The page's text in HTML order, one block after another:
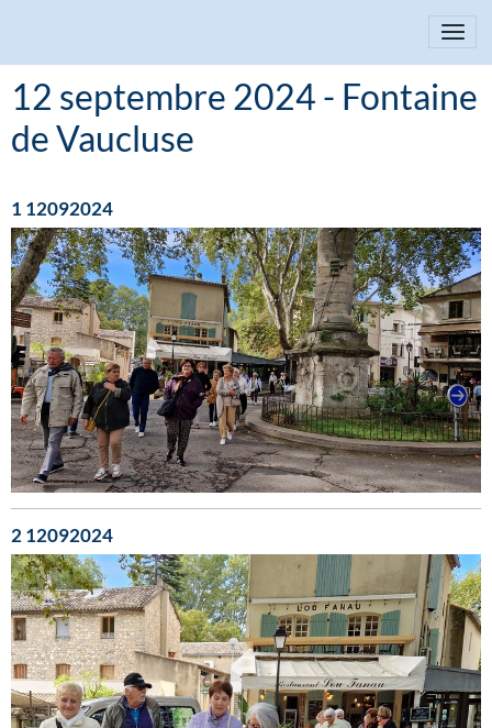
12 septembre 2024 - Fontaine
de Vaucluse
1 12092024
2 12092024